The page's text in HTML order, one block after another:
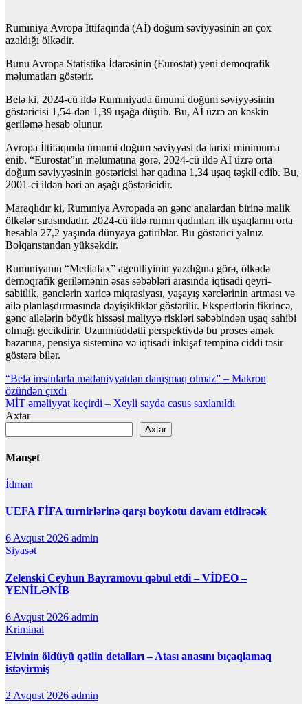
Rumıniya Avropa İttifaqında (Aİ) doğum səviyyəsinin ən çox
azaldığı ölkədir.
Bunu Avropa Statistika İdarəsinin (Eurostat) yeni demoqrafik
məlumatları göstərir.
Belə ki, 2024-cü ildə Rumıniyada ümumi doğum səviyyəsinin
göstəricisi 1,54-dən 1,39 uşağa düşüb. Bu, Aİ üzrə ən kəskin
geriləmə hesab olunur.
Avropa İttifaqında ümumi doğum səviyyəsi də tarixi minimuma
enib. “Eurostat”ın məlumatına görə, 2024-cü ildə Aİ üzrə orta
doğum səviyyəsinin göstəricisi hər qadına 1,34 uşaq təşkil edib. Bu,
2001-ci ildən bəri ən aşağı göstəricidir.
Maraqlıdır ki, Rumıniya Avropada ən gənc analardan birinə malik
ölkələr sırasındadır. 2024-cü ildə rumın qadınları ilk uşaqlarını orta
hesabla 27,2 yaşında dünyaya gətiriblər. Bu göstərici yalnız
Bolqarıstandan yüksəkdir.
Rumıniyanın “Mediafax” agentliyinin yazdığına görə, ölkədə
demoqrafik geriləmənin əsas səbəbləri arasında iqtisadi qeyri-
sabitlik, gənclərin xaricə miqrasiyası, yaşayış xərclərinin artması və
ailə planlaşdırmasında dəyişikliklər göstərilir. Ekspertlərin fikrincə,
gənc ailələrin böyük hissəsi maliyyə riskləri səbəbindən uşaq sahibi
olmağı gecikdirir. Uzunmüddətli perspektivdə bu proses əmək
bazarına, pensiya sisteminə və iqtisadi inkişaf tempinə ciddi təsir
göstərə bilər.
Yazı
naviqasiyası
“Belə insanlarla mədəniyyətdən danışmaq olmaz” – Makron
özündən çıxdı
MİT əməliyyat keçirdi – Xeyli sayda casus saxlanıldı
Axtar
Axtar
Manşet
İdman
UEFA FİFA turnirlərinə qarşı boykotu davam etdirəcək
6 Avqust 2026 admin
Siyasət
Zelenski Ceyhun Bayramovu qəbul etdi – VİDEO –
YENİLƏNİB
6 Avqust 2026 admin
Kriminal
Elvinin öldüyü qətlin detalları – Atası anasını bıçaqlamaq
istəyirmiş
2 Avqust 2026 admin